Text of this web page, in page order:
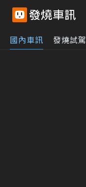
國內車訊 發燒試駕